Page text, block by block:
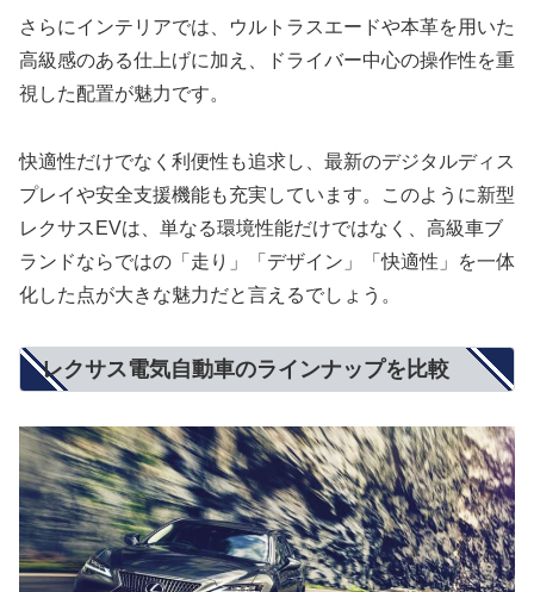
さらにインテリアでは、ウルトラスエードや本革を用いた
高級感のある仕上げに加え、ドライバー中心の操作性を重
視した配置が魅力です。
快適性だけでなく利便性も追求し、最新のデジタルディス
プレイや安全支援機能も充実しています。このように新型
レクサスEVは、単なる環境性能だけではなく、高級車ブ
ランドならではの「走り」「デザイン」「快適性」を一体
化した点が大きな魅力だと言えるでしょう。
レクサス電気自動車のラインナップを比較